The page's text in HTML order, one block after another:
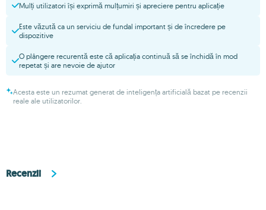
Mulți utilizatori își exprimă mulțumiri și apreciere pentru aplicație
Este văzută ca un serviciu de fundal important și de încredere pe
dispozitive
O plângere recurentă este că aplicația continuă să se închidă în mod
repetat și are nevoie de ajutor
Acesta este un rezumat generat de inteligența artificială bazat pe recenzii
reale ale utilizatorilor.
Recenzii